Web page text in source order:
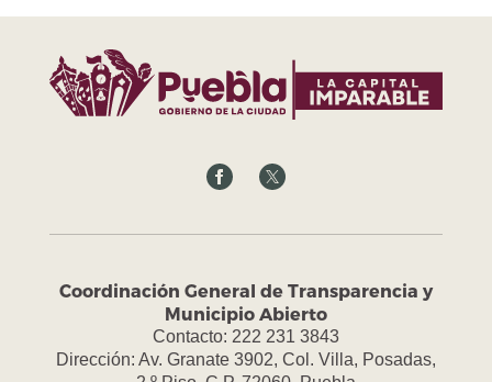
Coordinación General de Transparencia y
Municipio Abierto
Contacto: 222 231 3843
Dirección: Av. Granate 3902, Col. Villa, Posadas,